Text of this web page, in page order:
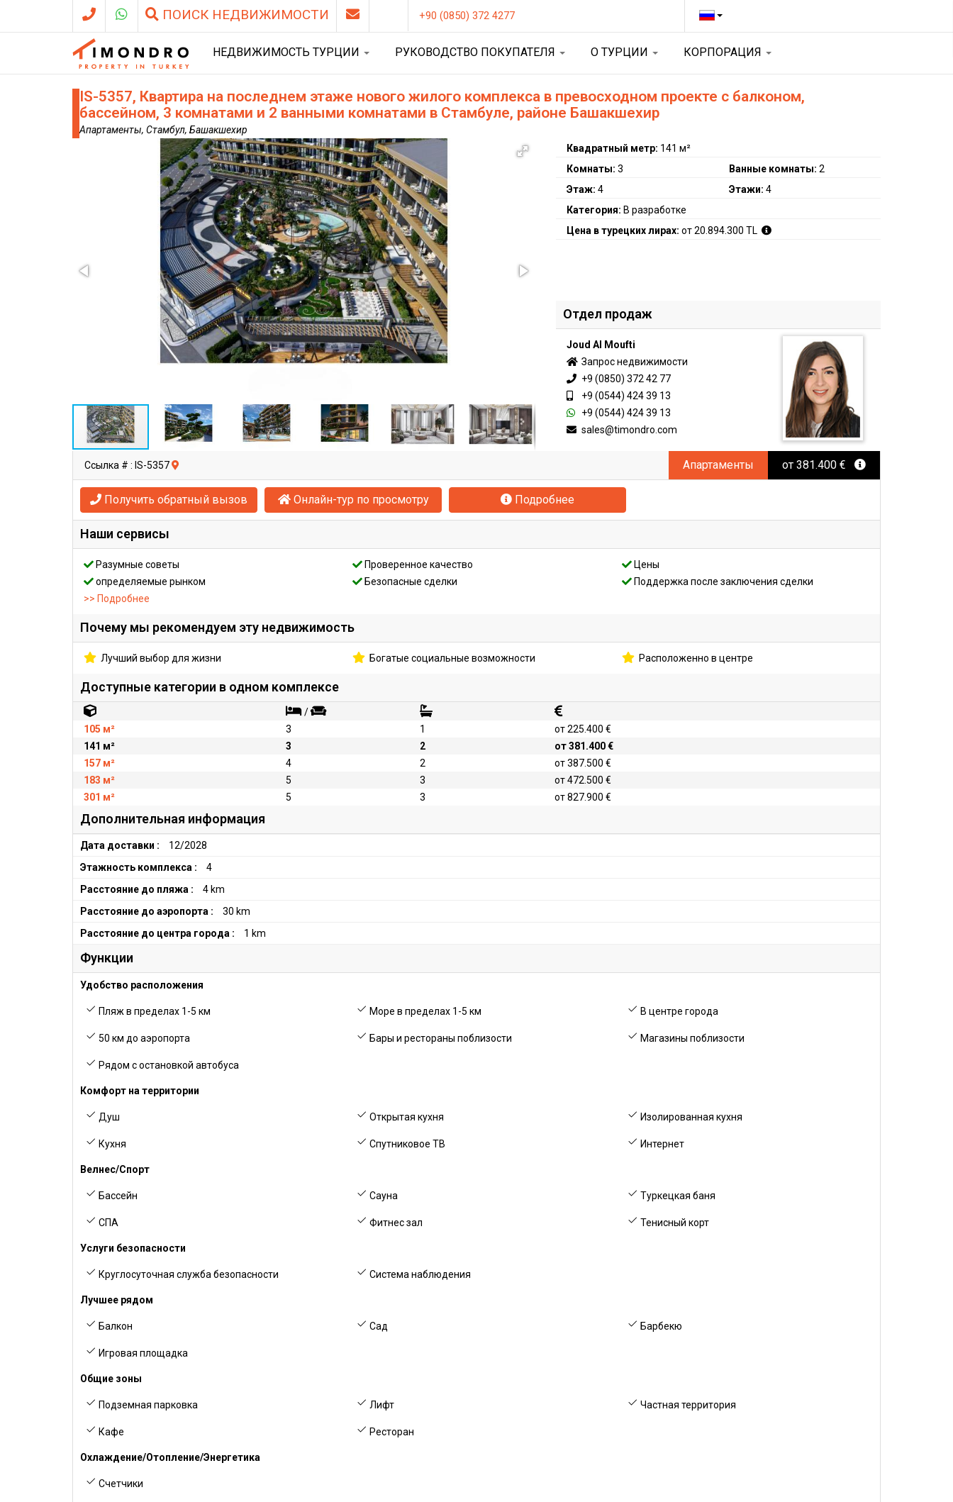
ПОИСК НЕДВИЖИМОСТИ +90 (0850) 372 4277
НЕДВИЖИМОСТЬ ТУРЦИИ РУКОВОДСТВО ПОКУПАТЕЛЯ О ТУРЦИИ КОРПОРАЦИЯ
IS-5357, Квартира на последнем этаже нового жилого комплекса в превосходном проекте с балконом,
бассейном, 3 комнатами и 2 ванными комнатами в Стамбуле, районе Башакшехир
Апартаменты, Стамбул, Башакшехир
Квадратный метр: 141 м²
Комнаты:3 Ванные комнаты: 2
Этаж:4 Этажи: 4
Категория: В разработке
Цена в турецких лирах:от 20.894.300 TL
Отдел продаж
Joud Al Moufti
Запрос недвижимости
+9 (0850) 372 42 77
+9 (0544) 424 39 13
+9 (0544) 424 39 13
sales@timondro.com
Апартаменты от 381.400 €
Ссылка # : IS-5357
Получить обратный вызов Онлайн-тур по просмотру Подробнее
Наши сервисы
Разумные советы Проверенное качество
Цены
определяемые рынком
Безопасные сделки
Поддержка после заключения сделки
>> Подробнее
Почему мы рекомендуем эту недвижимость
Лучший выбор для жизни Богатые социальные возможности Расположенно в центре
Доступные категории в одном комплексе
/
105 м²
3 1
от 225.400 €
141 м²
3 2
от 381.400 €
157 м²
4 2
от 387.500 €
183 м²
5 3
от 472.500 €
301 м²
5 3 от 827.900 €
Дополнительная информация
Дата доставки :
12/2028
Этажность комплекса :
4
Расстояние до пляжа :
4 km
Расстояние до аэропорта :
30 km
Расстояние до центра города :
1 km
Функции
Удобство расположения
Пляж в пределах 1-5 км Море в пределах 1-5 км В центре города
50 км до аэропорта Бары и рестораны поблизости Магазины поблизости
Рядом с остановкой автобуса
Комфорт на территории
Душ Открытая кухня Изолированная кухня
Кухня Спутниковое ТВ Интернет
Велнес/Спорт
Бассейн Сауна Туркецкая баня
СПА Фитнес зал Тенисный корт
Услуги безопасности
Круглосуточная служба безопасности Система наблюдения
Лучшее рядом
Балкон Сад Барбекю
Игровая площадка
Общие зоны
Подземная парковка Лифт Частная территория
Кафе Ресторан
Охлаждение/Отопление/Энергетика
Счетчики